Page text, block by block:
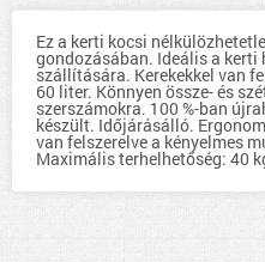
Ez a kerti kocsi
gondozásában. Ideális a kerti
szállítására. Kerekekkel van
60 liter. Könnyen össze- és
szerszámokra. 100 %-ban
készült. Időjárásálló.
van felszerelve a kényelmes
Maximális terhelhetőség: 40